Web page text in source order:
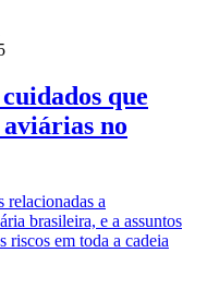
que
no
relacionadas a
brasileira, e a assuntos
riscos em toda a cadeia